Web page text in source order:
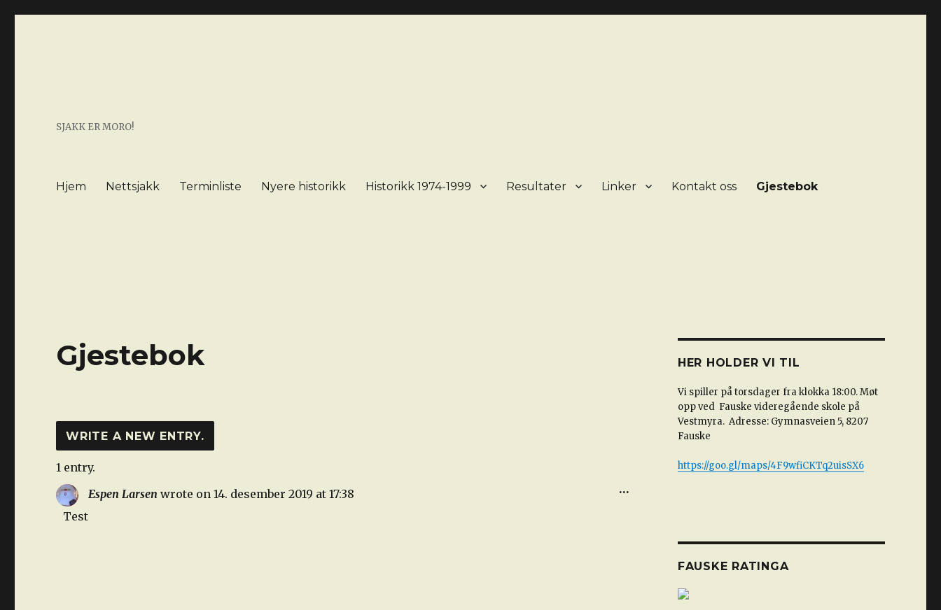
SJAKK ER MORO!
Hjem Nettsjakk Terminliste Nyere historikk Historikk 1974-1999 Resultater Linker Kontakt oss Gjestebok
Gjestebok
1 entry.
Espen Larsen wrote on 14. desember 2019 at 17:38
Test
...TOGGLE
HER HOLDER VI TIL
Vi spiller på torsdager fra klokka 18:00. Møt
opp ved Fauske videregående skole på
Vestmyra. Adresse: Gymnasveien 5, 8207
Fauske
https://goo.gl/maps/4F9wfiCKTq2uisSX6
FAUSKE RATINGA